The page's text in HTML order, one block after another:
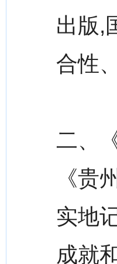
出版,
合性
二、
《贵
实地
成就